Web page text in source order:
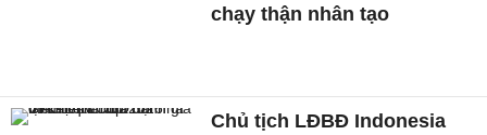
chạy thận nhân tạo
Chủ tịch LĐBĐ Indonesia